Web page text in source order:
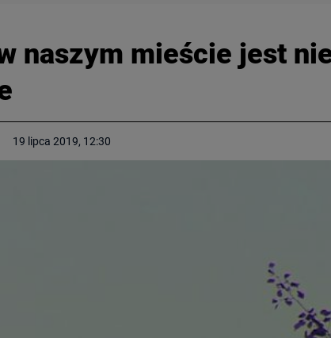
naszym mieście jest
19 lipca 2019, 12:30